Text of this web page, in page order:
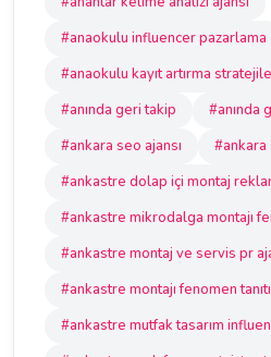
#anaokulu influencer pazarlama
#anaokulu kayıt artırma
#anında geri takip
#anında
#ankara seo ajansı
#ankara
#ankastre dolap içi montaj
#ankastre mikrodalga montajı
#ankastre montaj ve servis pr
#ankastre montajı fenomen
#ankastre mutfak tasarım